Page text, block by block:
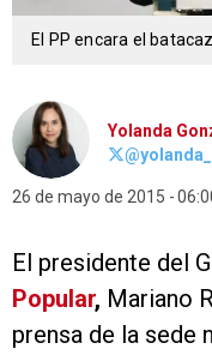
El PP encara el
Yolanda
26 de mayo de 2015
El presidente del
Popular, Mariano
prensa de la sede